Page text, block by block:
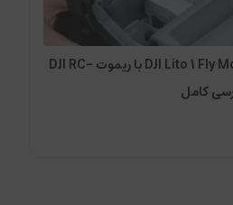
خرید هلیشات DJI Lito 1 Fly More Combo با ریموت DJI RC-